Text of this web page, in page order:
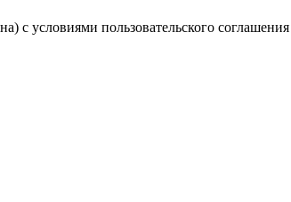
с условиями пользовательского соглашения